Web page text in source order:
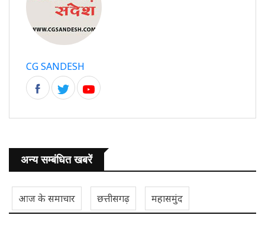
CG SANDESH
अन्य सम्बंधित खबरें
आज के समाचार छत्तीसगढ़ महासमुंद